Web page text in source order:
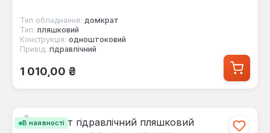
Тип обладнання: домкрат
Тип: пляшковий
Конструкція: одноштоковий
Привід: гідравлічний
Звичайна ціна:
1 010,00 ₴
В наявності